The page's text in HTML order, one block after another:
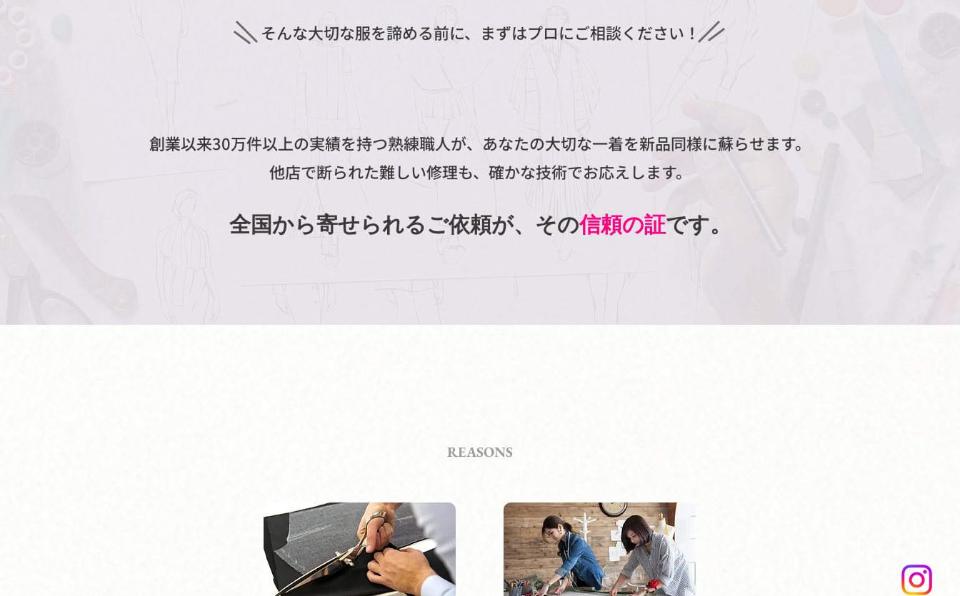
そんな大切な服を諦める前に、まずはプロにご相談ください！
創業以来30万件以上の実績を持つ熟練職人が、あなたの大切な一着を新品同様に蘇らせます。
他店で断られた難しい修理も、確かな技術でお応えします。
全国から寄せられるご依頼が、その信頼の証です。
REASONS